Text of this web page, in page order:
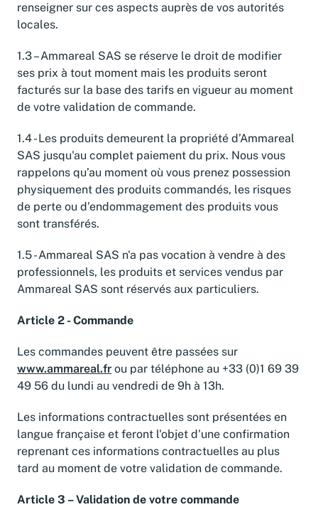
renseigner sur ces aspects auprès de vos autorités
locales.
1.3 – Ammareal SAS se réserve le droit de modifier
ses prix à tout moment mais les produits seront
facturés sur la base des tarifs en vigueur au moment
de votre validation de commande.
1.4 - Les produits demeurent la propriété d’Ammareal
SAS jusqu'au complet paiement du prix. Nous vous
rappelons qu’au moment où vous prenez possession
physiquement des produits commandés, les risques
de perte ou d’endommagement des produits vous
sont transférés.
1.5 - Ammareal SAS n'a pas vocation à vendre à des
professionnels, les produits et services vendus par
Ammareal SAS sont réservés aux particuliers.
Article 2 - Commande
Les commandes peuvent être passées sur
www.ammareal.fr ou par téléphone au +33 (0)1 69 39
49 56 du lundi au vendredi de 9h à 13h.
Les informations contractuelles sont présentées en
langue française et feront l'objet d'une confirmation
reprenant ces informations contractuelles au plus
tard au moment de votre validation de commande.
Article 3 – Validation de votre commande